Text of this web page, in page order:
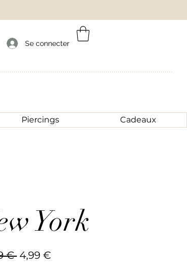
Se connecter
Piercings Cadeaux
York
€ Prix
4,99 €